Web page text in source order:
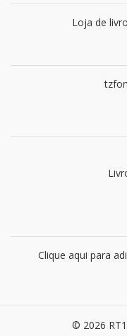
Loja de
Clique aqui para
© 2026